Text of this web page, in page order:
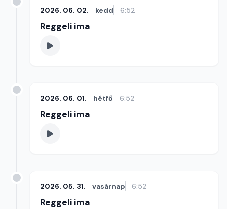
2026. 06. 02. kedd 6:52
Reggeli ima
2026. 06. 01. hétfő 6:52
Reggeli ima
2026. 05. 31. vasárnap 6:52
Reggeli ima